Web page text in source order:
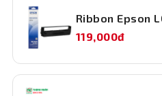
Ribbon Epson
119,000đ